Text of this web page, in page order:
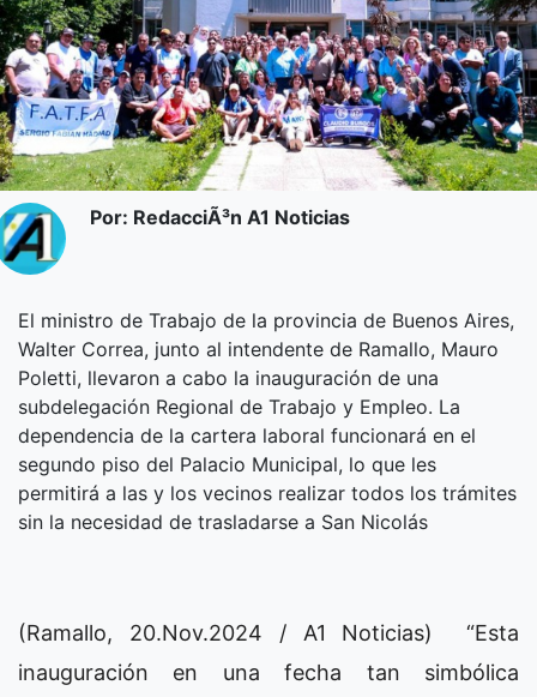
Por: RedacciÃ³n A1 Noticias
El ministro de Trabajo de la provincia de Buenos Aires,
Walter Correa, junto al intendente de Ramallo, Mauro
Poletti, llevaron a cabo la inauguración de una
subdelegación Regional de Trabajo y Empleo. La
dependencia de la cartera laboral funcionará en el
segundo piso del Palacio Municipal, lo que les
permitirá a las y los vecinos realizar todos los trámites
sin la necesidad de trasladarse a San Nicolás
(Ramallo, 20.Nov.2024 / A1 Noticias) “Esta
inauguración en una fecha tan simbólica